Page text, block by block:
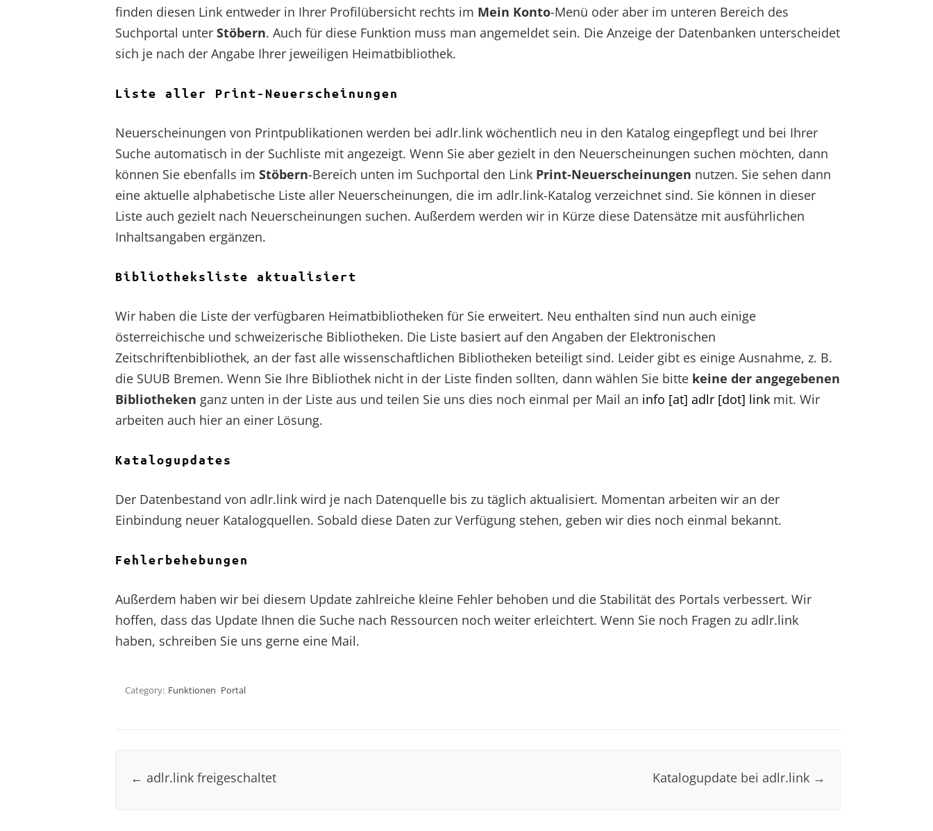
finden diesen Link entweder in Ihrer Profilübersicht rechts im Mein Konto-Menü oder aber im unteren Bereich des
Suchportal unter Stöbern. Auch für diese Funktion muss man angemeldet sein. Die Anzeige der Datenbanken unterscheidet
sich je nach der Angabe Ihrer jeweiligen Heimatbibliothek.
Liste aller Print-Neuerscheinungen
Neuerscheinungen von Printpublikationen werden bei adlr.link wöchentlich neu in den Katalog eingepflegt und bei Ihrer
Suche automatisch in der Suchliste mit angezeigt. Wenn Sie aber gezielt in den Neuerscheinungen suchen möchten, dann
können Sie ebenfalls im Stöbern-Bereich unten im Suchportal den Link Print-Neuerscheinungen nutzen. Sie sehen dann
eine aktuelle alphabetische Liste aller Neuerscheinungen, die im adlr.link-Katalog verzeichnet sind. Sie können in dieser
Liste auch gezielt nach Neuerscheinungen suchen. Außerdem werden wir in Kürze diese Datensätze mit ausführlichen
Inhaltsangaben ergänzen.
Bibliotheksliste aktualisiert
Wir haben die Liste der verfügbaren Heimatbibliotheken für Sie erweitert. Neu enthalten sind nun auch einige
österreichische und schweizerische Bibliotheken. Die Liste basiert auf den Angaben der Elektronischen
Zeitschriftenbibliothek, an der fast alle wissenschaftlichen Bibliotheken beteiligt sind. Leider gibt es einige Ausnahme, z. B.
die SUUB Bremen. Wenn Sie Ihre Bibliothek nicht in der Liste finden sollten, dann wählen Sie bitte keine der angegebenen
Bibliotheken ganz unten in der Liste aus und teilen Sie uns dies noch einmal per Mail an info [at] adlr [dot] link mit. Wir
arbeiten auch hier an einer Lösung.
Katalogupdates
Der Datenbestand von adlr.link wird je nach Datenquelle bis zu täglich aktualisiert. Momentan arbeiten wir an der
Einbindung neuer Katalogquellen. Sobald diese Daten zur Verfügung stehen, geben wir dies noch einmal bekannt.
Fehlerbehebungen
Außerdem haben wir bei diesem Update zahlreiche kleine Fehler behoben und die Stabilität des Portals verbessert. Wir
hoffen, dass das Update Ihnen die Suche nach Ressourcen noch weiter erleichtert. Wenn Sie noch Fragen zu adlr.link
haben, schreiben Sie uns gerne eine Mail.
Category: Funktionen Portal
Post navigation
← adlr.link freigeschaltet Katalogupdate bei adlr.link →